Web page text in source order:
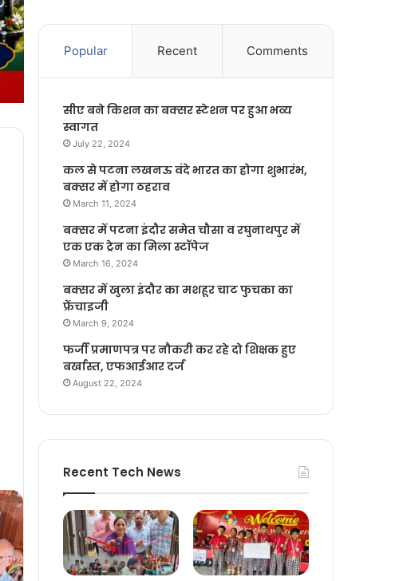
Popular Recent Comments
सीए बने किशन का बक्सर स्टेशन पर हुआ भव्य
स्वागत
July 22, 2024
कल से पटना लखनऊ वंदे भारत का होगा शुभारंभ,
बक्सर में होगा ठहराव
March 11, 2024
बक्सर में पटना इंदौर समेत चौसा व रघुनाथपुर में
एक एक ट्रेन का मिला स्टॉपेज
March 16, 2024
बक्सर में खुला इंदौर का मशहूर चाट फुचका का
फ्रेंचाइजी
March 9, 2024
फर्जी प्रमाणपत्र पर नौकरी कर रहे दो शिक्षक हुए
बर्खास्त, एफआईआर दर्ज
August 22, 2024
Recent Tech News